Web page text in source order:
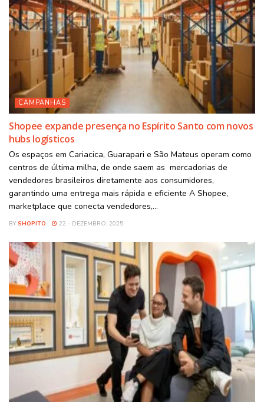
CAMPANHAS
Shopee expande presença no Espírito Santo com novos
hubs logísticos
Os espaços em Cariacica, Guarapari e São Mateus operam como
centros de última milha, de onde saem as mercadorias de
vendedores brasileiros diretamente aos consumidores,
garantindo uma entrega mais rápida e eficiente A Shopee,
marketplace que conecta vendedores,...
BY SHOPITO 22 - DEZEMBRO, 2025